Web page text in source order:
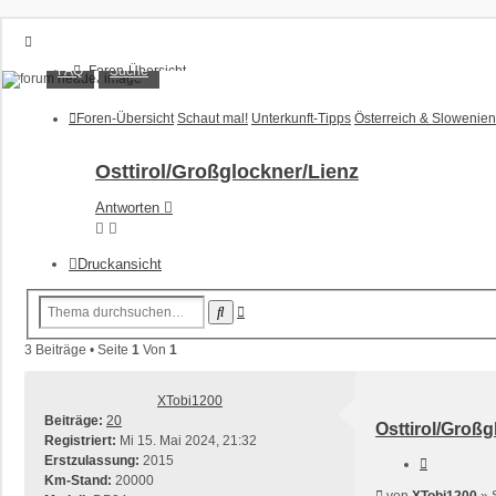
Foren-Übersicht
FAQ
Unbeantwortete Themen
Registrieren
XT1200Z-Forum
FAQ Suche
Foren-Übersicht Schaut mal! Unterkunft-Tipps Österreich & Slowenien
Osttirol/Großglockner/Lienz
Antworten
Druckansicht
Suche
3 Beiträge • Seite 1 Von 1
XTobi1200
Beiträge: 20
Registriert: Mi 15. Mai 2024, 21:32
Erstzulassung: 2015
Km-Stand: 20000
Osttirol/